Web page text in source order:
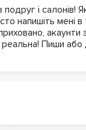
і салонів!
напишіть мені
акаунти
реальна! Пиши або